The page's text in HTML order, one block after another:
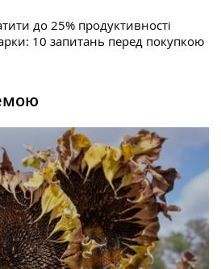
до 25% продуктивності
10 запитань перед покупкою